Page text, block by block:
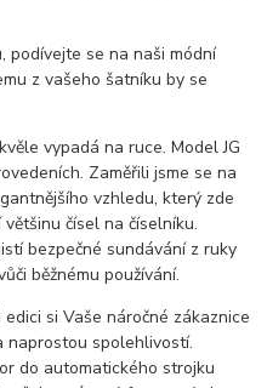
podívejte se na naši módní
z vašeho šatníku by se
vypadá na ruce. Model JG
Zaměřili jsme se na
vzhledu, který zde
čísel na číselníku.
bezpečné sundávání z ruky
běžnému používání.
si Vaše náročné zákaznice
naprostou spolehlivostí.
do automatického strojku